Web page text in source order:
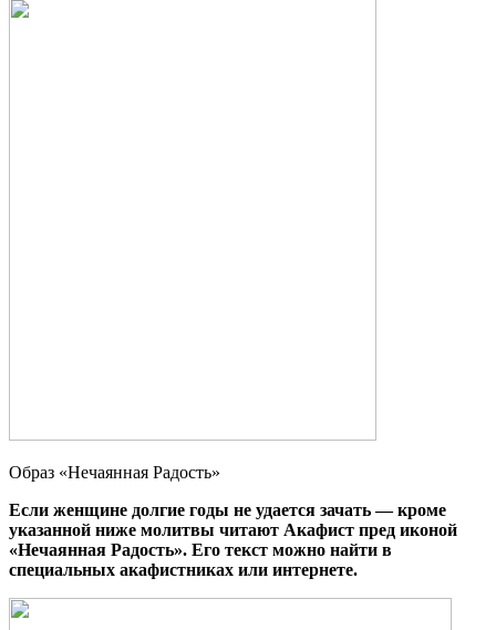
Образ «Нечаянная Радость»
Если женщине долгие годы не удается зачать — кроме
указанной ниже молитвы читают Акафист пред иконой
«Нечаянная Радость». Его текст можно найти в
специальных акафистниках или интернете.